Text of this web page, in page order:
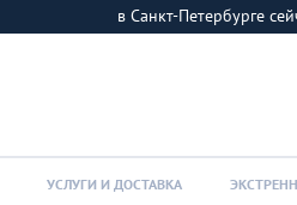
в Санкт-Петербурге
УСЛУГИ И ДОСТАВКА